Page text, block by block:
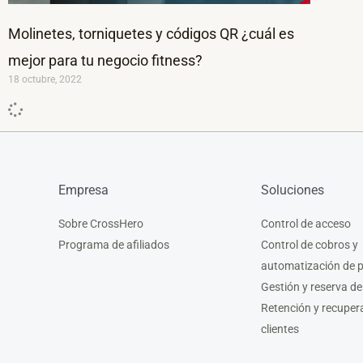
Molinetes, torniquetes y códigos QR ¿cuál es
mejor para tu negocio fitness?
18 octubre, 2022
Empresa
Sobre CrossHero
Programa de afiliados
Soluciones
Control de acceso
Control de cobros y
automatización de
Gestión y reserva
Retención y
clientes